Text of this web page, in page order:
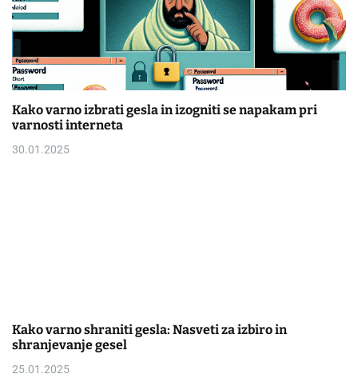
Kako varno izbrati gesla in izogniti se napakam pri
varnosti interneta
30.01.2025
Kako varno shraniti gesla: Nasveti za izbiro in
shranjevanje gesel
25.01.2025